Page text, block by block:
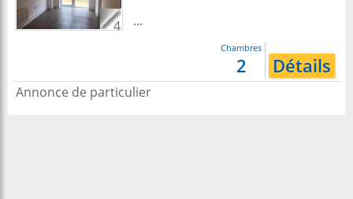
4
...
Chambres
2 Détails
Annonce de particulier